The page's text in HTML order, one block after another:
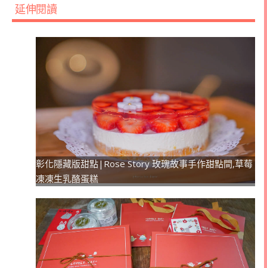
延伸閱讀
彰化隱藏版甜點|Rose Story 玫瑰故事手作甜點間,草莓
凍凍生乳酪蛋糕